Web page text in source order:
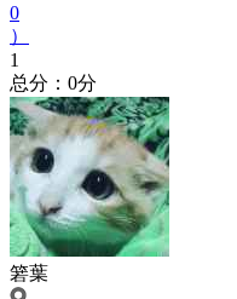
0
）
1
总分：0分
箬葉